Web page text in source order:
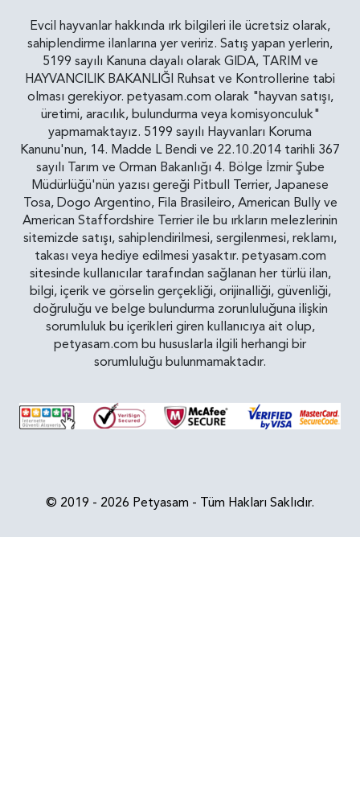
Evcil hayvanlar hakkında ırk bilgileri ile ücretsiz olarak,
sahiplendirme ilanlarına yer veririz. Satış yapan yerlerin,
5199 sayılı Kanuna dayalı olarak GIDA, TARIM ve
HAYVANCILIK BAKANLIĞI Ruhsat ve Kontrollerine tabi
olması gerekiyor. petyasam.com olarak "hayvan satışı,
üretimi, aracılık, bulundurma veya komisyonculuk"
yapmamaktayız. 5199 sayılı Hayvanları Koruma
Kanunu'nun, 14. Madde L Bendi ve 22.10.2014 tarihli 367
sayılı Tarım ve Orman Bakanlığı 4. Bölge İzmir Şube
Müdürlüğü'nün yazısı gereği Pitbull Terrier, Japanese
Tosa, Dogo Argentino, Fila Brasileiro, American Bully ve
American Staffordshire Terrier ile bu ırkların melezlerinin
sitemizde satışı, sahiplendirilmesi, sergilenmesi, reklamı,
takası veya hediye edilmesi yasaktır. petyasam.com
sitesinde kullanıcılar tarafından sağlanan her türlü ilan,
bilgi, içerik ve görselin gerçekliği, orijinalliği, güvenliği,
doğruluğu ve belge bulundurma zorunluluğuna ilişkin
sorumluluk bu içerikleri giren kullanıcıya ait olup,
petyasam.com bu hususlarla ilgili herhangi bir
sorumluluğu bulunmamaktadır.
© 2019 - 2026 Petyasam - Tüm Hakları Saklıdır.